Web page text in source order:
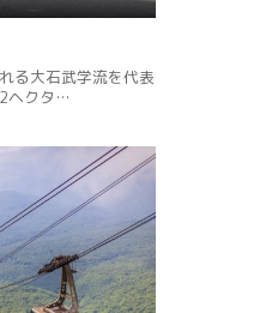
る大石武学流を代表
ヘクタ…